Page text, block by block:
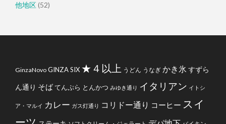
他地区(52)
GinzaNovo GINZA SIX ★４以上 うどん うなぎ かき氷 すずら
ん通り そばてんぷら とんかつ みゆき通り イタリアン イトシ
ア・マルイ カレー ガス灯通り コリドー通り コーヒー スイ